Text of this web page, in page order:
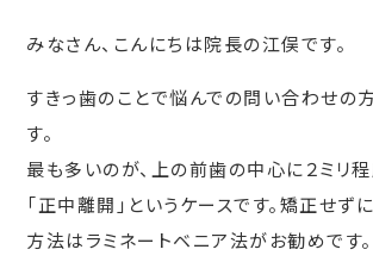
みなさん、こんにちは院長の江俣です。
すきっ歯のことで悩んでの問い合わせの
す。
最も多いのが、上の前歯の中心に２ミリ
「正中離開」というケースです。矯正せず
方法はラミネートベニア法がお勧めです